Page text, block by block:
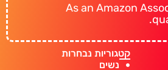
As an Amazon
קטגוריות נבחרות
נשים